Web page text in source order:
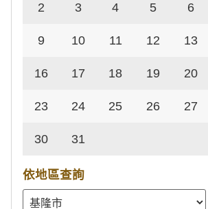
2 3 4 5 6
9 10 11 12 13
16 17 18 19 20
23 24 25 26 27
30 31
依地區查詢